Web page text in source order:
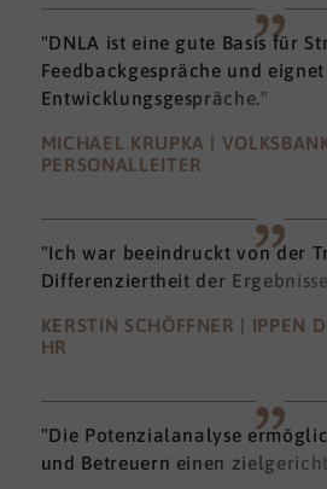
"DNLA ist eine gute Basis für
Feedbackgespräche und
Entwicklungsgespräche."
MICHAEL KRUPKA |
PERSONALLEITER
"Ich war beeindruckt von der
Differenziertheit der
KERSTIN SCHÖFFNER | IPPEN
HR
"Die Potenzialanalyse
und Betreuern einen